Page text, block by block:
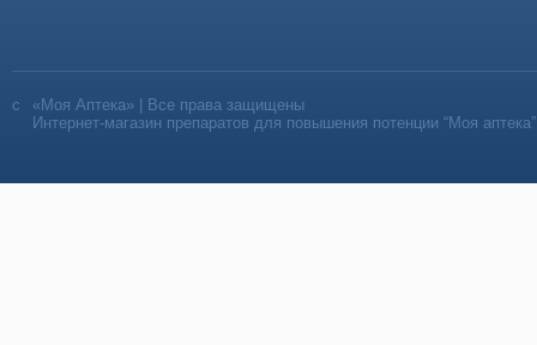
«Моя Аптека» | Все права защищены
Интернет-магазин препаратов для повышения потенции “Моя